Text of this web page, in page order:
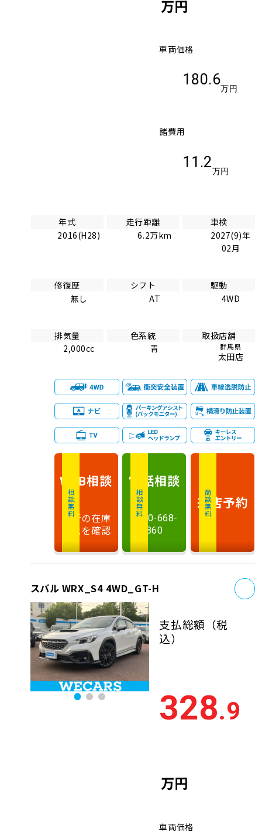
万円
車両価格
180.6
万円
諸費用
11.2
万円
年式
2016(H28)
走行距離
6.2万km
車検
2027(9)年
02月
修復歴
無し
シフト
AT
駆動
4WD
排気量
2,000cc
色系統
青
取扱店舗
群馬県
太田店
相談無料
WEB相談
最新の在庫
状況を確認
相談無料
電話相談
0120-668-
860
商談無料
来店予約
スバル WRX_S4 4WD_GT-H
支払総額 （税
込）
328.9
万円
車両価格